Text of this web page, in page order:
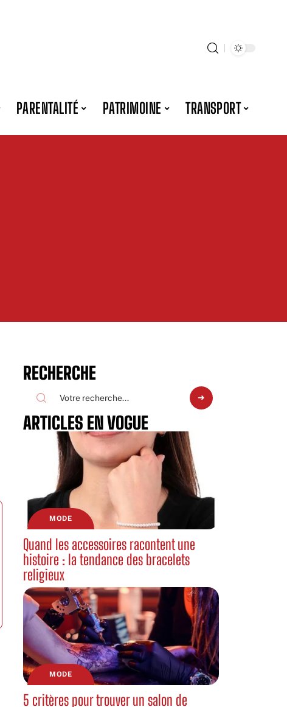
PARENTALITÉ PATRIMOINE TRANSPORT
RECHERCHE
ARTICLES EN VOGUE
MODE
Quand les accessoires racontent une
histoire : la tendance des bracelets
religieux
MODE
5 critères pour trouver un salon de